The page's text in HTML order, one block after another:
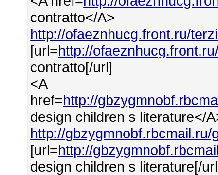
contratto</A>
http://ofaeznhucg.front.ru/
[url=http://
contratto[/url]
<A
href=http://
design children s literature</
http://
[url=http://
design children s literature[/